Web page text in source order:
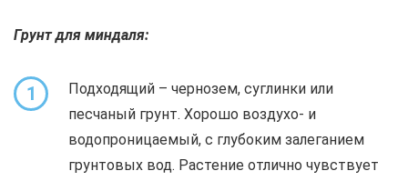
Грунт для миндаля:
1
Подходящий – чернозем, суглинки или
песчаный грунт. Хорошо воздухо- и
водопроницаемый, с глубоким залеганием
грунтовых вод. Растение отлично чувствует